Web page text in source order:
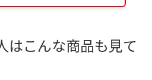
はこんな商品も見て